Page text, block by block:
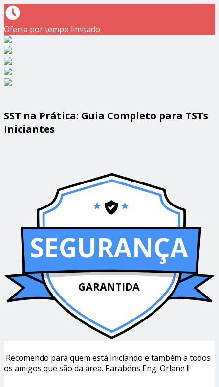
Oferta por tempo limitado
SST na Prática: Guia Completo para TSTs
Iniciantes
SEGURANÇA
GARANTIDA
Recomendo para quem está iniciando e também a todos
os amigos que são da área. Parabéns Eng. Orlane !!